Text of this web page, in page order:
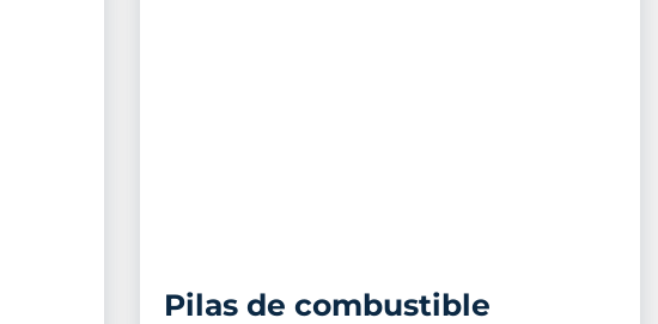
Pilas de combustible